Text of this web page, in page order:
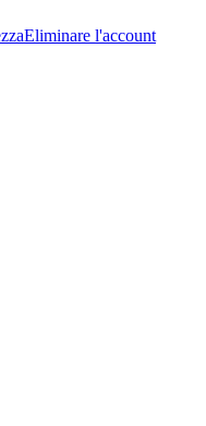
Eliminare l'account